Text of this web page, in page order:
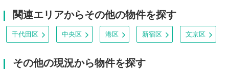
関連エリアからその他の物件を探す
千代田区 中央区 港区 新宿区 文京区
その他の現況から物件を探す